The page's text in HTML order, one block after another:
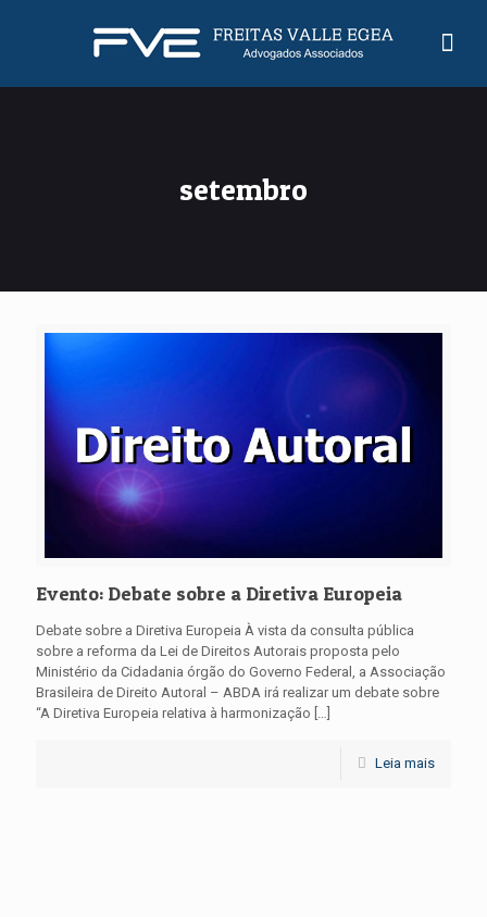
setembro
Evento: Debate sobre a Diretiva Europeia
Debate sobre a Diretiva Europeia À vista da consulta pública
sobre a reforma da Lei de Direitos Autorais proposta pelo
Ministério da Cidadania órgão do Governo Federal, a Associação
Brasileira de Direito Autoral – ABDA irá realizar um debate sobre
“A Diretiva Europeia relativa à harmonização […]
Leia mais